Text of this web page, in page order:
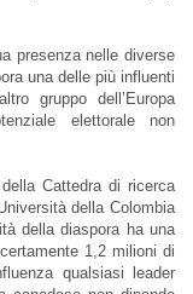
presenza nelle diverse
una delle più influenti
gruppo dell’Europa
elettorale non
Cattedra di ricerca
della Colombia
della diaspora ha una
1,2 milioni di
qualsiasi leader